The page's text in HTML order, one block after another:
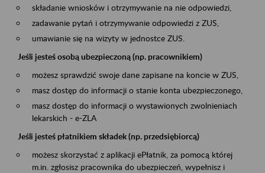
składanie wniosków i otrzymywanie na nie odpowiedzi,
zadawanie pytań i otrzymywanie odpowiedzi z ZUS,
umawianie się na wizyty w jednostce ZUS.
Jeśli jesteś osobą ubezpieczoną (np. pracownikiem)
możesz sprawdzić swoje dane zapisane na koncie w ZUS,
masz dostęp do informacji o stanie konta ubezpieczonego,
masz dostęp do informacji o wystawionych zwolnieniach
lekarskich - e-ZLA
Jeśli jesteś płatnikiem składek (np. przedsiębiorcą)
możesz skorzystać z aplikacji ePłatnik, za pomocą której
m.in. zgłosisz pracownika do ubezpieczeń, wypełnisz i